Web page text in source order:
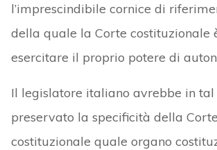
l’imprescindibile cornice di
della quale la Corte costituzionale
esercitare il proprio potere di
Il legislatore italiano avrebbe in tal
preservato la specificità della Corte
costituzionale quale organo